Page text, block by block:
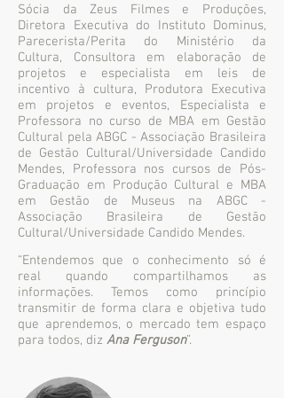
Sócia da Zeus Filmes e Produções,
Diretora Executiva do Instituto Dominus,
Parecerista/Perita do Ministério da
Cultura, Consultora em elaboração de
projetos e especialista em leis de
incentivo à cultura, Produtora Executiva
em projetos e eventos, Especialista e
Professora no curso de MBA em Gestão
Cultural pela ABGC - Associação Brasileira
de Gestão Cultural/Universidade Candido
Mendes, Professora nos cursos de Pós-
Graduação em Produção Cultural e MBA
em Gestão de Museus na ABGC -
Associação Brasileira de Gestão
Cultural/Universidade Candido Mendes.
“Entendemos que o conhecimento só é
real quando compartilhamos as
informações. Temos como princípio
transmitir de forma clara e objetiva tudo
que aprendemos, o mercado tem espaço
para todos, diz Ana Ferguson”.